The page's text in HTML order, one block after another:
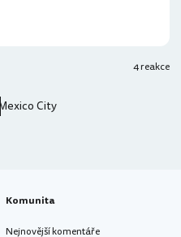
4 reakce
Mexico City
Komunita
Nejnovější komentáře